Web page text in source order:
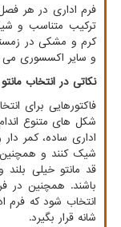
فرم اداری در هر
ترکیب متناسب و
کرم و مشکی در
و سایر اکسسوری می
نکاتی در انتخاب
فاکتورهایی برای
شکل های متنوع اندام
اداری ساده، کمر
شیک کنند و همچنین
قد مانتو خیلی بلند
باشند. همچنین در
انتخاب شود که
شانه قرار بگیرد.